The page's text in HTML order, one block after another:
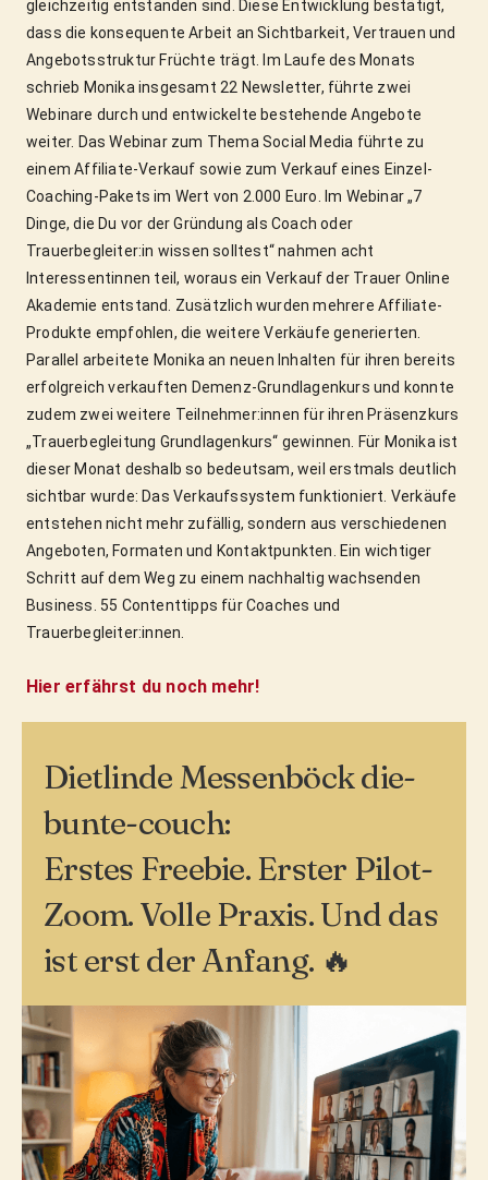
gleichzeitig entstanden sind. Diese Entwicklung bestätigt,
dass die konsequente Arbeit an Sichtbarkeit, Vertrauen und
Angebotsstruktur Früchte trägt. Im Laufe des Monats
schrieb Monika insgesamt 22 Newsletter, führte zwei
Webinare durch und entwickelte bestehende Angebote
weiter. Das Webinar zum Thema Social Media führte zu
einem Affiliate-Verkauf sowie zum Verkauf eines Einzel-
Coaching-Pakets im Wert von 2.000 Euro. Im Webinar „7
Dinge, die Du vor der Gründung als Coach oder
Trauerbegleiter:in wissen solltest“ nahmen acht
Interessentinnen teil, woraus ein Verkauf der Trauer Online
Akademie entstand. Zusätzlich wurden mehrere Affiliate-
Produkte empfohlen, die weitere Verkäufe generierten.
Parallel arbeitete Monika an neuen Inhalten für ihren bereits
erfolgreich verkauften Demenz-Grundlagenkurs und konnte
zudem zwei weitere Teilnehmer:innen für ihren Präsenzkurs
„Trauerbegleitung Grundlagenkurs“ gewinnen. Für Monika ist
dieser Monat deshalb so bedeutsam, weil erstmals deutlich
sichtbar wurde: Das Verkaufssystem funktioniert. Verkäufe
entstehen nicht mehr zufällig, sondern aus verschiedenen
Angeboten, Formaten und Kontaktpunkten. Ein wichtiger
Schritt auf dem Weg zu einem nachhaltig wachsenden
Business. 55 Contenttipps für Coaches und
Trauerbegleiter:innen.
Hier erfährst du noch mehr!
Dietlinde Messenböck die-
bunte-couch:
Erstes Freebie. Erster Pilot-
Zoom. Volle Praxis. Und das
ist erst der Anfang. 🔥